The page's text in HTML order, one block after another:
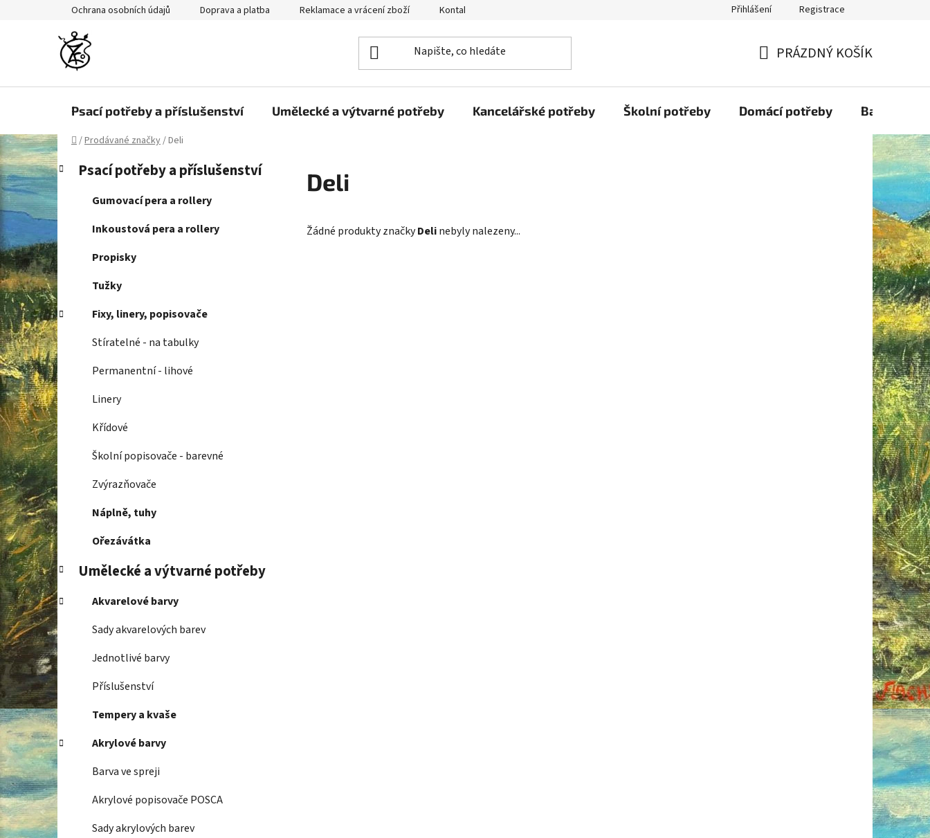
Ochrana osobních údajů Doprava a platba Reklamace a vrácení zboží Kontakty Přihlášení Registrace
KOŠÍK
PRÁZDNÝ KOŠÍK
Psací potřeby a příslušenství Umělecké a výtvarné potřeby Kancelářské potřeby Školní potřeby Domácí potřeby Balící
Domů
/Prodávané značky/Deli
P
o
s
t
r
a
n
n
í
p
a
n
e
l
Přeskočit
kategorie
K
a
t
e
g
o
r
i
e
Psací potřeby a příslušenství
Gumovací pera a rollery
Inkoustová pera a rollery
Propisky
Tužky
Fixy, linery, popisovače
Stíratelné - na tabulky
Permanentní - lihové
Linery
Křídové
Školní popisovače - barevné
Zvýrazňovače
Náplně, tuhy
Ořezávátka
Umělecké a výtvarné potřeby
Akvarelové barvy
Sady akvarelových barev
Jednotlivé barvy
Příslušenství
Tempery a kvaše
Akrylové barvy
Barva ve spreji
Akrylové popisovače POSCA
Sady akrylových barev
Deli
Žádné produkty značkyDelinebyly nalezeny...